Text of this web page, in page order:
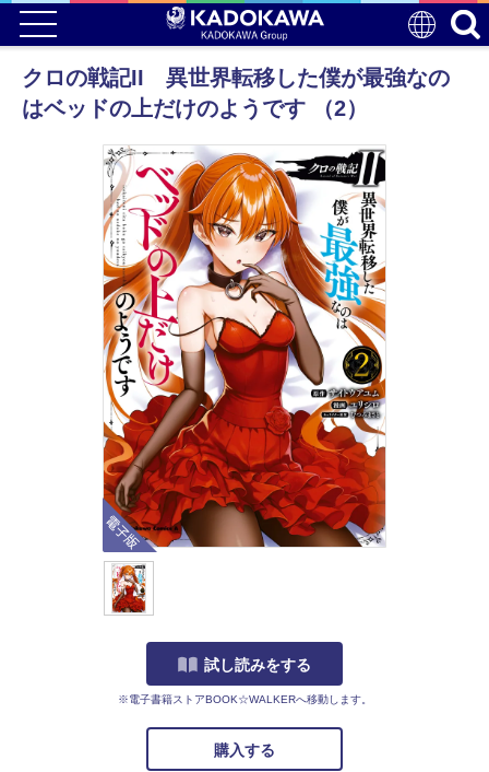
クロの戦記II 異世界転移した僕が最強なの
はベッドの上だけのようです （2）
電子版
試し読みをする
※電子書籍ストアBOOK☆WALKERへ移動します。
購入する